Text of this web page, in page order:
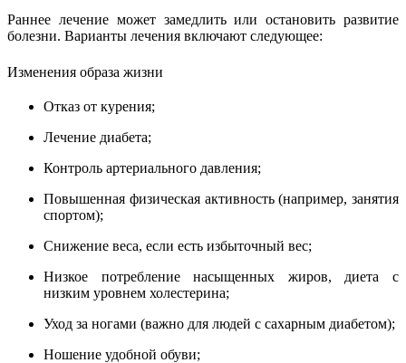
Раннее лечение может замедлить или остановить развитие
болезни. Варианты лечения включают следующее:
Изменения образа жизни
Отказ от курения;
Лечение диабета;
Контроль артериального давления;
Повышенная физическая активность (например, занятия
спортом);
Снижение веса, если есть избыточный вес;
Низкое потребление насыщенных жиров, диета с
низким уровнем холестерина;
Уход за ногами (важно для людей с сахарным диабетом);
Ношение удобной обуви;